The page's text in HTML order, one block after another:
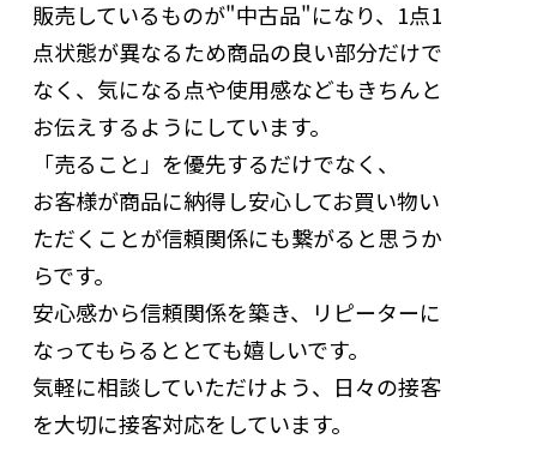
販売しているものが"中古品"になり、1点1
点状態が異なるため商品の良い部分だけで
なく、気になる点や使用感などもきちんと
お伝えするようにしています。
「売ること」を優先するだけでなく、
お客様が商品に納得し安心してお買い物い
ただくことが信頼関係にも繋がると思うか
らです。
安心感から信頼関係を築き、リピーターに
なってもらるととても嬉しいです。
気軽に相談していただけよう、日々の接客
を大切に接客対応をしています。